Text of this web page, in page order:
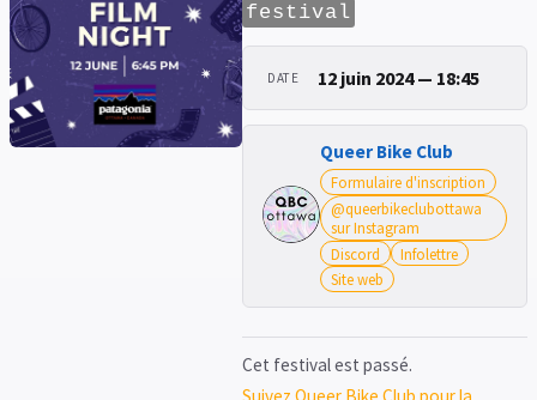
festival
DATE 12 juin 2024 — 18:45
Queer Bike Club
Formulaire d'inscription
@queerbikeclubottawa
sur Instagram
Discord
Infolettre
Site web
Cet festival est passé.